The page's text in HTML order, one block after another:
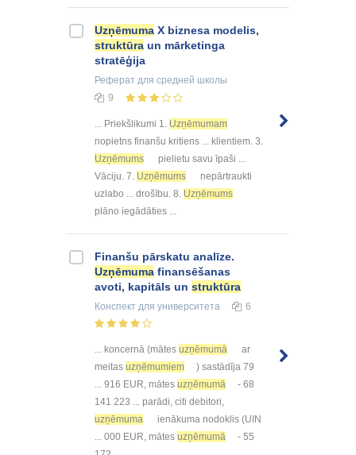
Uzņēmuma X biznesa modelis,
struktūra un mārketinga
stratēģija
Реферат для средней школы
9
... Priekšlikumi 1. Uzņēmumam
nopietns finanšu kritiens ... klientiem. 3.
Uzņēmums
pielietu savu īpaši ...
Vāciju. 7. Uzņēmums
nepārtraukti
uzlabo ... drošību. 8. Uzņēmums
plāno iegādāties ...
Finanšu pārskatu analīze.
Uzņēmuma finansēšanas
avoti, kapitāls un struktūra
Конспект для университета 6
... koncernā (mātes uzņēmumā
ar
meitas uzņēmumiem
) sastādīja 79
... 916 EUR, mātes uzņēmumā
- 68
141 223 ... parādi, citi debitori,
uzņēmuma
ienākuma nodoklis (UIN
... 000 EUR, mātes uzņēmumā
- 55